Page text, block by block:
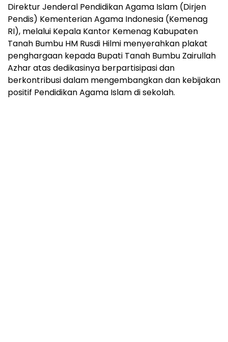
Direktur Jenderal Pendidikan Agama Islam (Dirjen
Pendis) Kementerian Agama Indonesia (Kemenag
RI), melalui Kepala Kantor Kemenag Kabupaten
Tanah Bumbu HM Rusdi Hilmi menyerahkan plakat
penghargaan kepada Bupati Tanah Bumbu Zairullah
Azhar atas dedikasinya berpartisipasi dan
berkontribusi dalam mengembangkan dan kebijakan
positif Pendidikan Agama Islam di sekolah.